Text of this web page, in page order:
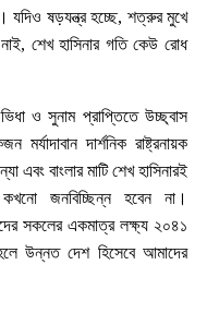
যদিও ষড়যন্ত্র হচ্ছে, শত্রুর মুখে
শেখ হাসিনার গতি কেউ রোধ
ও সুনাম প্রাপ্তিতে উচ্ছ্বাস
দার্শনিক রাষ্ট্রনায়ক
বাংলার মাটি শেখ হাসিনারই
জনবিচ্ছিন্ন হবেন না।
সকলের একমাত্র লক্ষ্য ২০৪১
উন্নত দেশ হিসেবে আমাদের